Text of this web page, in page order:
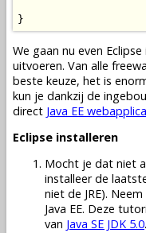
}
We gaan nu even
uitvoeren. Van alle
beste keuze, het is
kun je dankzij de
direct Java EE
Eclipse installeren
Mocht je dat niet
installeer de
niet de JRE).
Java EE. Deze
van Java SE JDK 5.0.